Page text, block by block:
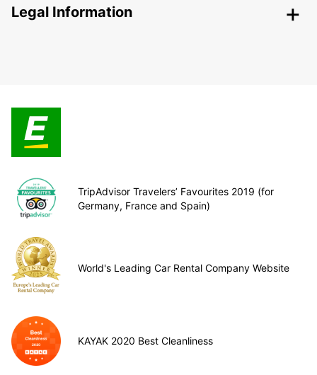
Legal Information
TripAdvisor Travelers’ Favourites 2019 (for
Germany, France and Spain)
World's Leading Car Rental Company Website
KAYAK 2020 Best Cleanliness